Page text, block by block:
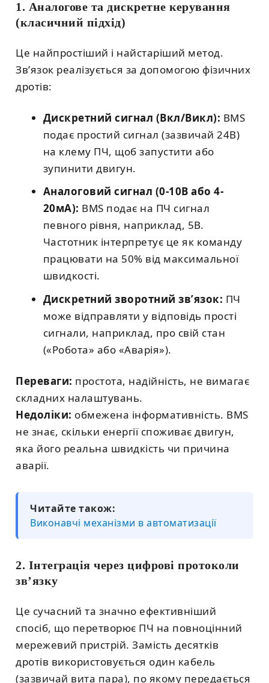
1. Аналогове та дискретне керування
(класичний підхід)
Це найпростіший і найстаріший метод.
Зв’язок реалізується за допомогою фізичних
дротів:
Дискретний сигнал (Вкл/Викл): BMS
подає простий сигнал (зазвичай 24В)
на клему ПЧ, щоб запустити або
зупинити двигун.
Аналоговий сигнал (0-10В або 4-
20мА): BMS подає на ПЧ сигнал
певного рівня, наприклад, 5В.
Частотник інтерпретує це як команду
працювати на 50% від максимальної
швидкості.
Дискретний зворотний зв’язок: ПЧ
може відправляти у відповідь прості
сигнали, наприклад, про свій стан
(«Робота» або «Аварія»).
Переваги: простота, надійність, не вимагає
складних налаштувань.
Недоліки: обмежена інформативність. BMS
не знає, скільки енергії споживає двигун,
яка його реальна швидкість чи причина
аварії.
Читайте також:
Виконавчі механізми в автоматизації
2. Інтеграція через цифрові протоколи
зв’язку
Це сучасний та значно ефективніший
спосіб, що перетворює ПЧ на повноцінний
мережевий пристрій. Замість десятків
дротів використовується один кабель
(зазвичай вита пара), по якому передається